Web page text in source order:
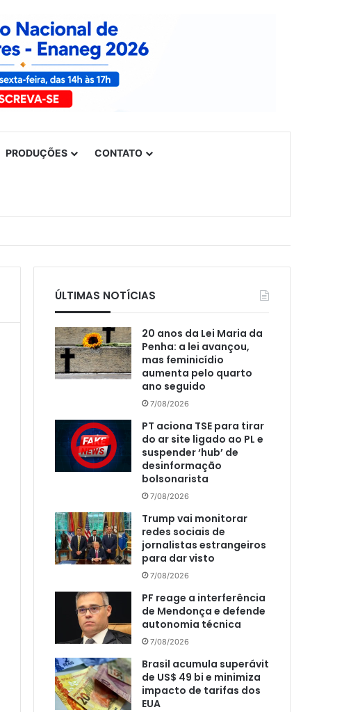
PRODUÇÕES CONTATO
ÚLTIMAS NOTÍCIAS
20 anos da Lei Maria da
Penha: a lei avançou,
mas feminicídio
aumenta pelo quarto
ano seguido
7/08/2026
PT aciona TSE para tirar
do ar site ligado ao PL e
suspender ‘hub’ de
desinformação
bolsonarista
7/08/2026
Trump vai monitorar
redes sociais de
jornalistas estrangeiros
para dar visto
7/08/2026
PF reage a interferência
de Mendonça e defende
autonomia técnica
7/08/2026
Brasil acumula superávit
de US$ 49 bi e minimiza
impacto de tarifas dos
EUA